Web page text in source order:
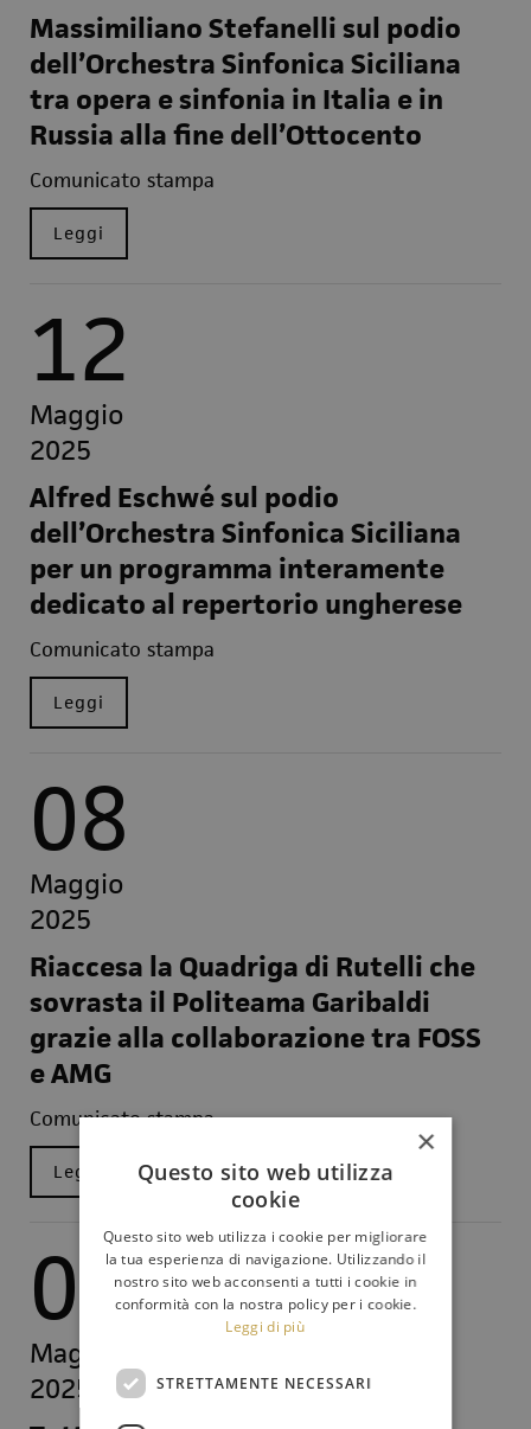
Massimiliano Stefanelli sul podio
dell’Orchestra Sinfonica Siciliana
tra opera e sinfonia in Italia e in
Russia alla fine dell’Ottocento
Comunicato stampa
Leggi
12
Maggio
2025
Alfred Eschwé sul podio
dell’Orchestra Sinfonica Siciliana
per un programma interamente
dedicato al repertorio ungherese
Comunicato stampa
Leggi
08
Maggio
2025
Riaccesa la Quadriga di Rutelli che
sovrasta il Politeama Garibaldi
grazie alla collaborazione tra FOSS
e AMG
Comunicato stampa
Leggi
06
Maggio
2025
×
Questo sito web utilizza
cookie
Questo sito web utilizza i cookie per migliorare
la tua esperienza di navigazione. Utilizzando il
nostro sito web acconsenti a tutti i cookie in
conformità con la nostra policy per i cookie.
Leggi di più
STRETTAMENTE NECESSARI